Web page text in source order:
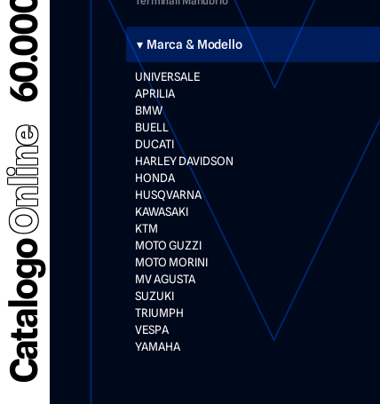
Catalogo
Online
60.000 Marca & Modello
UNIVERSALE
APRILIA
BMW
BUELL
DUCATI
HARLEY DAVIDSON
HONDA
HUSQVARNA
KAWASAKI
KTM
MOTO GUZZI
MOTO MORINI
MV AGUSTA
SUZUKI
TRIUMPH
VESPA
YAMAHA